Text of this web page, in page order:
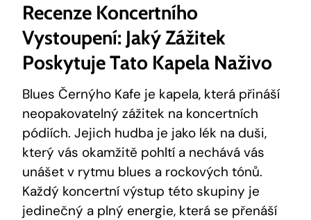
Recenze Koncertního
Vystoupení: Jaký Zážitek
Poskytuje Tato Kapela Naživo
Blues Černýho Kafe je kapela, která přináší
neopakovatelný zážitek na koncertních
pódiích. Jejich hudba je jako lék na duši,
který vás okamžitě pohltí a nechává vás
unášet v rytmu blues a rockových tónů.
Každý koncertní výstup této skupiny je
jedinečný a plný energie, která se přenáší